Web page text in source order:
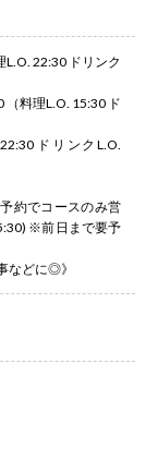
22:30 ドリンク
料理L.O. 15:30 ド
ドリンクL.O.
約でコースのみ営
※前日まで要予
などに◎》